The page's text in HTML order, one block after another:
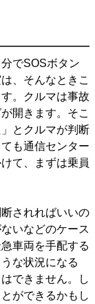
でSOSボタン
、そんなときこ
。クルマは事故
開きます。そこ
とクルマが判断
も通信センター
て、まずは乗員
されればいいの
いなどのケース
車両を手配する
な状況になる
できません。し
ができるかもし